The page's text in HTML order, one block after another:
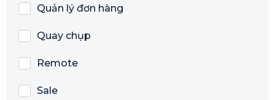
Quản lý đơn hàng
Quay chụp
Remote
Sale